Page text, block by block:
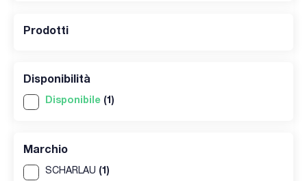
Prodotti
Disponibilità
Disponibile (1)
Marchio
SCHARLAU (1)